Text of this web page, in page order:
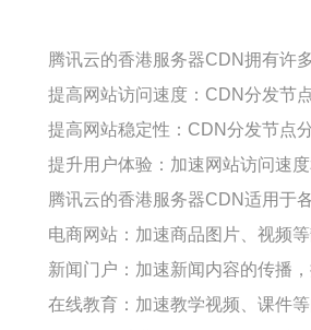
腾讯云的香港服务器CDN拥有许
提高网站访问速度：CDN分发节
提高网站稳定性：CDN分发节点
提升用户体验：加速网站访问速
腾讯云的香港服务器CDN适用于
电商网站：加速商品图片、视频
新闻门户：加速新闻内容的传播
在线教育：加速教学视频、课件